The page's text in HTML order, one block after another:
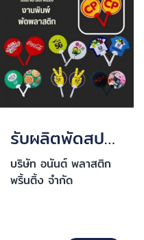
รับผลิตพัดสปริง สมุทรปราการ
บริษัท อนันต์ พลาสติก
พริ้นติ้ง จำกัด